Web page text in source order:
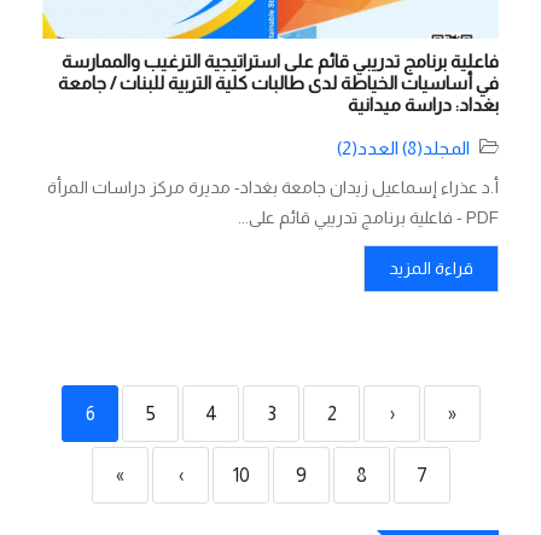
فاعلية برنامج تدريبي قائم على استراتيجية الترغيب والممارسة
في أساسيات الخياطة لدى طالبات كلية التربية للبنات / جامعة
بغداد: دراسة ميدانية
المجلد(8) العدد(2)
أ.د عذراء إسماعيل زيدان جامعة بغداد- مديرة مركز دراسات المرأة
PDF - فاعلية برنامج تدريبي قائم على...
قراءة المزيد
«
‹
2
3
4
5
6
7
8
9
10
›
»